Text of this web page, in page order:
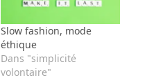
Slow fashion, mode
éthique
Dans "simplicité
volontaire"